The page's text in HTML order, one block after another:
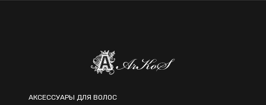
АКСЕССУАРЫ ДЛЯ ВОЛОС